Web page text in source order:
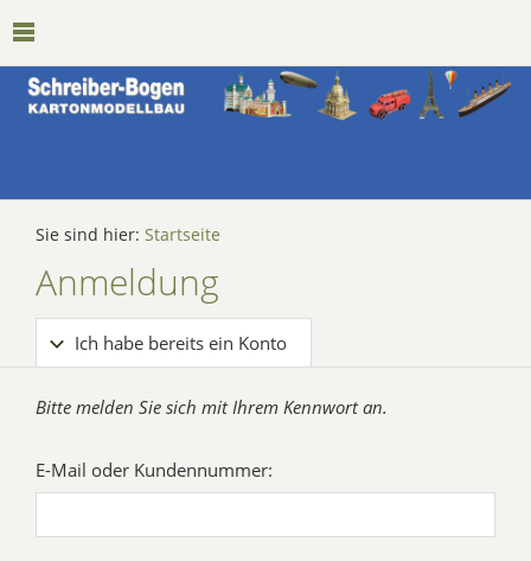
Sie sind hier: Startseite
Anmeldung
Ich habe bereits ein Konto
Bitte melden Sie sich mit Ihrem Kennwort an.
E-Mail oder Kundennummer: